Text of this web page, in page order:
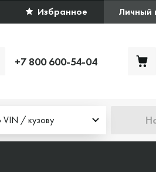
Избранное Личный
+7 800 600-54-04
VIN / кузову